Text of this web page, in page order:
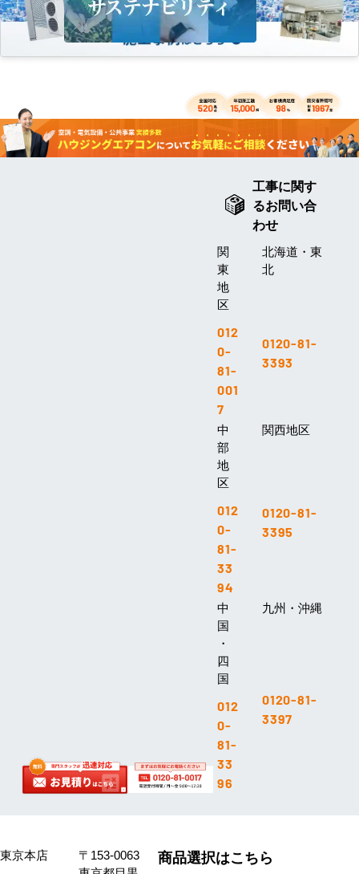
工事に関す
るお問い合
わせ
関
東
地
区
012
0-
81-
001
7
北海道・東
北
0120-81-
3393
中
部
地
区
012
0-
81-
33
94
関西地区
0120-81-
3395
中
国
・
四
国
012
0-
81-
33
96
九州・沖縄
0120-81-
3397
東京本店
〒153-0063
商品選択はこちら